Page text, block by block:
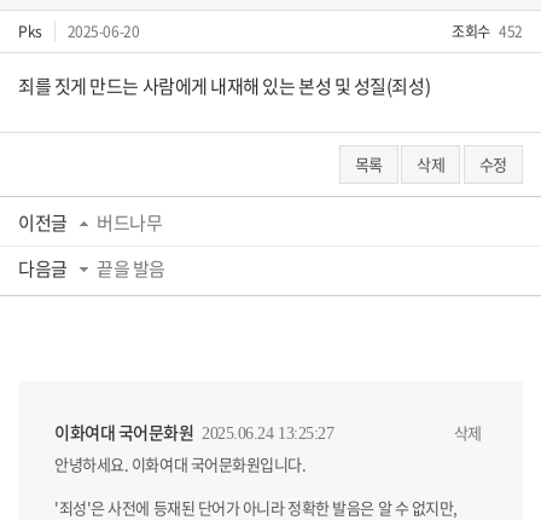
Pks 2025-06-20 조회수 452
죄를 짓게 만드는 사람에게 내재해 있는 본성 및 성질(죄성)
목록 삭제 수정
이전글
버드나무
다음글
끝을 발음
이화여대 국어문화원 2025.06.24 13:25:27
안녕하세요. 이화여대 국어문화원입니다.
'죄성'은 사전에 등재된 단어가 아니라 정확한 발음은 알 수 없지만,
삭제